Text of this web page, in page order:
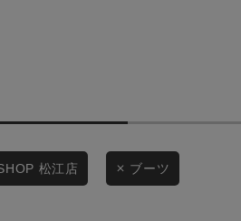
ングから探す
アイテムを探す
セール価格
松江店 ブーツ